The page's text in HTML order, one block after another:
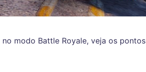
modo Battle Royale, veja os pontos